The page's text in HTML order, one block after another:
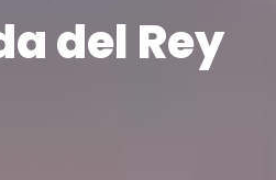
del Rey